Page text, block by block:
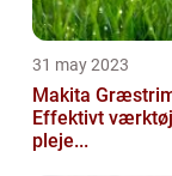
31 may 2023
Makita
Effektivt
pleje...